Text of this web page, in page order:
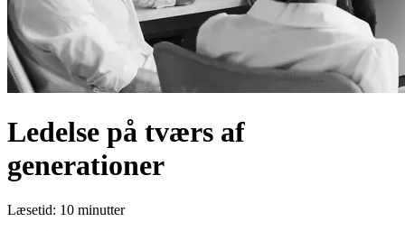
Ledelse på tværs af
generationer
Læsetid: 10 minutter